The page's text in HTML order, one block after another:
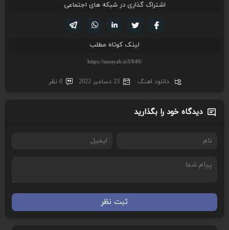
اشتراک گذاری در شبکه های اجتماعی
لینکدین تویتر
فیسوک
لینک کوتاه مطلب
دانلود اهنگ 23 دسامبر 2022 0 نظر
دیدگاه خود را بگذارید
ثبت نظر